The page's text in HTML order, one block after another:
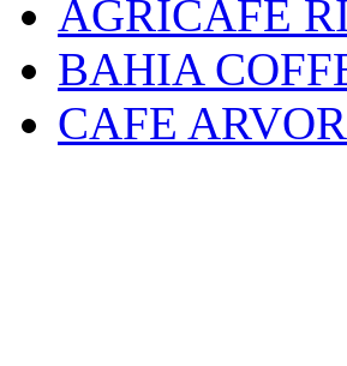
AGRICAFE
BAHIA
CAFE